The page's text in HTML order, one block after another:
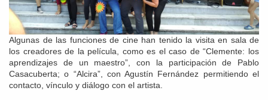
Algunas de las funciones de cine han tenido la visita en sala de
los creadores de la película, como es el caso de “Clemente: los
aprendizajes de un maestro”, con la participación de Pablo
Casacuberta; o “Alcira”, con Agustín Fernández permitiendo el
contacto, vínculo y diálogo con el artista.